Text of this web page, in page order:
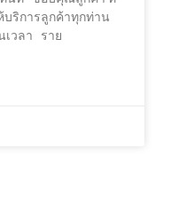
บริการลูกค้าทุกท่าน
เวลา ราย